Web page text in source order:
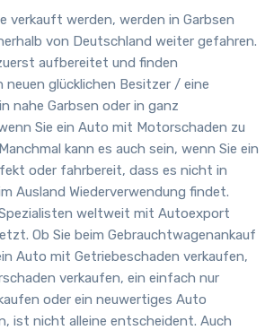
verkauft werden, werden in Garbsen
von Deutschland weiter gefahren.
aufbereitet und finden
neuen glücklichen Besitzer / eine
nahe Garbsen oder in ganz
Sie ein Auto mit Motorschaden zu
kann es auch sein, wenn Sie ein
oder fahrbereit, dass es nicht in
Ausland Wiederverwendung findet.
weltweit mit Autoexport
Ob Sie beim Gebrauchtwagenankauf
Auto mit Getriebeschaden verkaufen,
verkaufen, ein einfach nur
oder ein neuwertiges Auto
ist nicht alleine entscheident. Auch